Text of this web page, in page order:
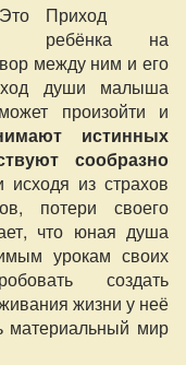
Приход
ребёнка на
между ним и его
души малыша
произойти и
истинных
сообразно
исходя из страхов
потери своего
что юная душа
урокам своих
создать
жизни у неё
материальный мир